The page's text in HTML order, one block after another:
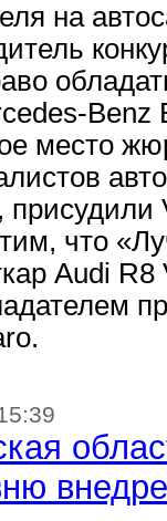
на
Benz
место
присудили
что
Audi R8